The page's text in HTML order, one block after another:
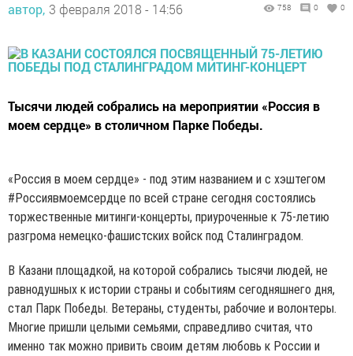
автор, 3 февраля 2018 - 14:56 758 0 0
Тысячи людей собрались на мероприятии «Россия в
моем сердце» в столичном Парке Победы.
«Россия в моем сердце» - под этим названием и с хэштегом
#Россиявмоемсердце по всей стране сегодня состоялись
торжественные митинги-концерты, приуроченные к 75-летию
разгрома немецко-фашистских войск под Сталинградом.
В Казани площадкой, на которой собрались тысячи людей, не
равнодушных к истории страны и событиям сегодняшнего дня,
стал Парк Победы. Ветераны, студенты, рабочие и волонтеры.
Многие пришли целыми семьями, справедливо считая, что
именно так можно привить своим детям любовь к России и